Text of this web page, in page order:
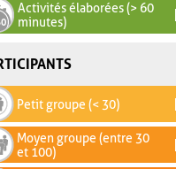
Activités élaborées (> 60
minutes)
Petit groupe (< 30)
Moyen groupe (entre 30
et 100)